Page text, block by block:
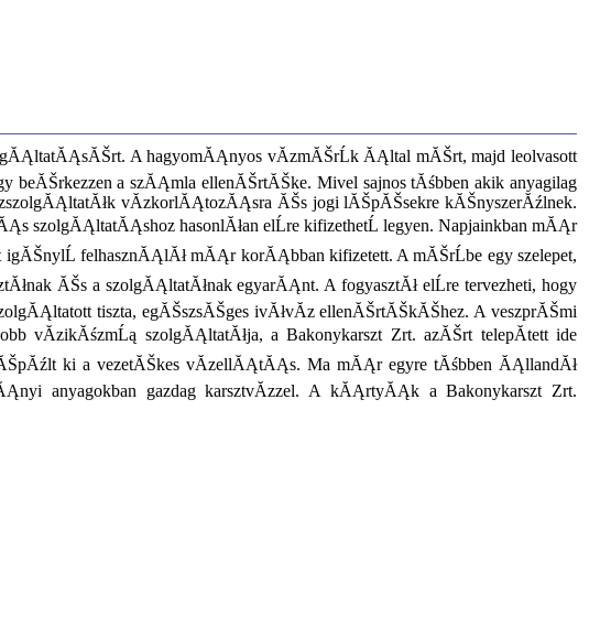
A hagyomĂĄnyos vĂ­zmĂŠrĹk ĂĄltal mĂŠrt, majd leolvasott
a szĂĄmla ellenĂŠrtĂŠke. Mivel sajnos tĂśbben akik anyagilag
vĂ­zkorlĂĄtozĂĄsra ĂŠs jogi lĂŠpĂŠsekre kĂŠnyszerĂźlnek.
szolgĂĄltatĂĄshoz hasonlĂłan elĹre kifizethetĹ legyen. Napjainkban mĂĄr
felhasznĂĄlĂł mĂĄr korĂĄbban kifizetett. A mĂŠrĹbe egy szelepet,
ĂŠs a szolgĂĄltatĂłnak egyarĂĄnt. A fogyasztĂł elĹre tervezheti, hogy
tiszta, egĂŠszsĂŠges ivĂłvĂ­z ellenĂŠrtĂŠkĂŠhez. A veszprĂŠmi
vĂ­zikĂśzmĹą szolgĂĄltatĂłja, a Bakonykarszt Zrt. azĂŠrt telepĂ­tett ide
ki a vezetĂŠkes vĂ­zellĂĄtĂĄs. Ma mĂĄr egyre tĂśbben ĂĄllandĂł
anyagokban gazdag karsztvĂ­zzel. A kĂĄrtyĂĄk a Bakonykarszt Zrt.